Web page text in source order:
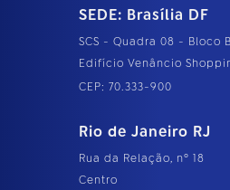
SEDE: Brasília DF
SCS - Quadra 08 - Bloco
Edifício Venâncio
CEP: 70.333-900
Rio de Janeiro RJ
Rua da Relação, nº 18
Centro